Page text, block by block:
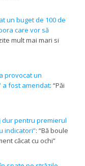
un buget de 100 de
care vor să
mult mai mari si
provocat un
a fost amendat: “Păi
dur pentru premierul
indicatori”: “Bă boule
căcat cu ochi”